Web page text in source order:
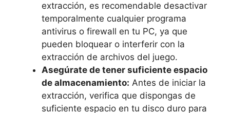
extracción, es recomendable desactivar
temporalmente cualquier programa⁣
antivirus ⁣o firewall en tu PC,⁢ ya que
pueden bloquear o ⁢interferir con la
extracción de archivos del juego.
Asegúrate de tener suficiente espacio
de ⁢almacenamiento: Antes de ‌iniciar⁣ la
‌extracción, verifica⁣ que dispongas de
suficiente espacio en ⁤tu disco duro para